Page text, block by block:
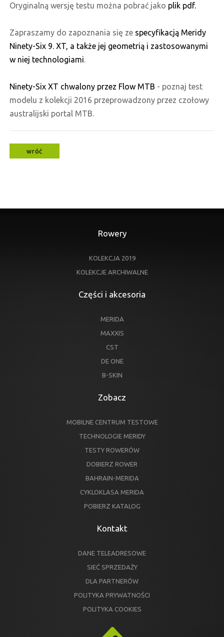
Oryginalną wersję testu można pobrać jako plik pdf.
Zapraszamy do zapoznania się ze specyfikacją Meridy
Ninety-Six 9. XT, a także jej geometrią i zastosowanymi
w niej technologiami.
Ninety-Six XT chwalony przez Flow MTB - poznaj test
modelu z kolekcji 2016 przeprowadzony przez czołowy
australijski portal MTB.
wróć
Rowery
KOLEKCJA 2019
KOLEKCJE ARCHIWALNE
Części i akcesoria
MERIDA
MAXXIS
CST
DE ONE
B-SKIN
Zobacz
MOBILNE CENTRUM TESTOWE
TECHNOLOGIE MERIDY
TESTY ROWERÓW
DOBIERZ ROWER
BAHRAIN-MERIDA
CYKLOKLASA MERIDA
POBIERZ KATALOG
Kontakt
DANE TELEADRESOWE
SIEĆ SPRZEDAŻY
DLA PARTNERÓW
POLITYKA PRYWATNOŚCI
POLITYKA COOKIES